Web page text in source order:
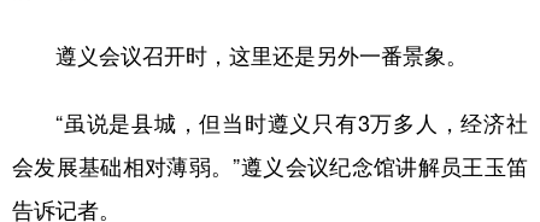
遵义会议召开时，这里还是另外一番景象。
“虽说是县城，但当时遵义只有3万多人，经济社
会发展基础相对薄弱。”遵义会议纪念馆讲解员王玉笛
告诉记者。